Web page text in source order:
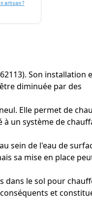
artisan ?
Son installation
diminuée par des
Elle permet de
un système de
sein de l'eau de
sa mise en place
dans le sol pour
et